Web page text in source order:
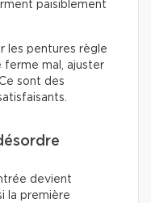
paisiblement
les pentures règle
ferme mal, ajuster
sont des
devient
la première